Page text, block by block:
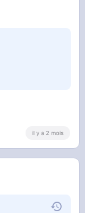
il y a 2 mois